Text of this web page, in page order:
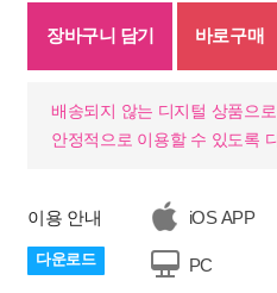
장바구니 담기 바로구매
배송되지 않는 디지털 상품으
안정적으로 이용할 수 있도록
이용 안내
다운로드
iOS APP
PC